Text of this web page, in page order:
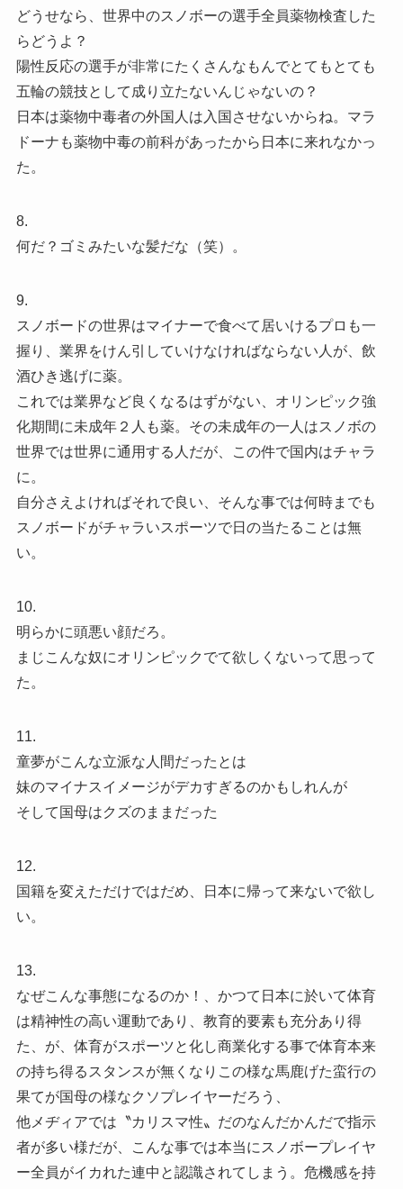
どうせなら、世界中のスノボーの選手全員薬物検査した
らどうよ？
陽性反応の選手が非常にたくさんなもんでとてもとても
五輪の競技として成り立たないんじゃないの？
日本は薬物中毒者の外国人は入国させないからね。マラ
ドーナも薬物中毒の前科があったから日本に来れなかっ
た。
8.
何だ？ゴミみたいな髪だな（笑）。
9.
スノボードの世界はマイナーで食べて居いけるプロも一
握り、業界をけん引していけなければならない人が、飲
酒ひき逃げに薬。
これでは業界など良くなるはずがない、オリンピック強
化期間に未成年２人も薬。その未成年の一人はスノボの
世界では世界に通用する人だが、この件で国内はチャラ
に。
自分さえよければそれで良い、そんな事では何時までも
スノボードがチャラいスポーツで日の当たることは無
い。
10.
明らかに頭悪い顔だろ。
まじこんな奴にオリンピックでて欲しくないって思って
た。
11.
童夢がこんな立派な人間だったとは
妹のマイナスイメージがデカすぎるのかもしれんが
そして国母はクズのままだった
12.
国籍を変えただけではだめ、日本に帰って来ないで欲し
い。
13.
なぜこんな事態になるのか！、かつて日本に於いて体育
は精神性の高い運動であり、教育的要素も充分あり得
た、が、体育がスポーツと化し商業化する事で体育本来
の持ち得るスタンスが無くなりこの様な馬鹿げた蛮行の
果てが国母の様なクソプレイヤーだろう、
他メヂィアでは〝カリスマ性〟だのなんだかんだで指示
者が多い様だが、こんな事では本当にスノボープレイヤ
ー全員がイカれた連中と認識されてしまう。危機感を持